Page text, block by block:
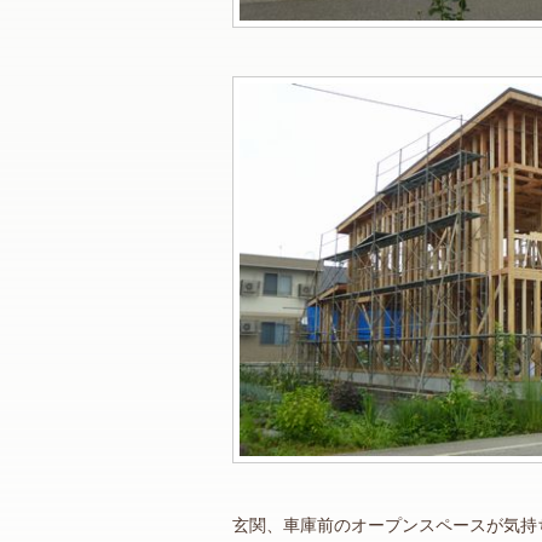
玄関、車庫前のオープンスペースが気持